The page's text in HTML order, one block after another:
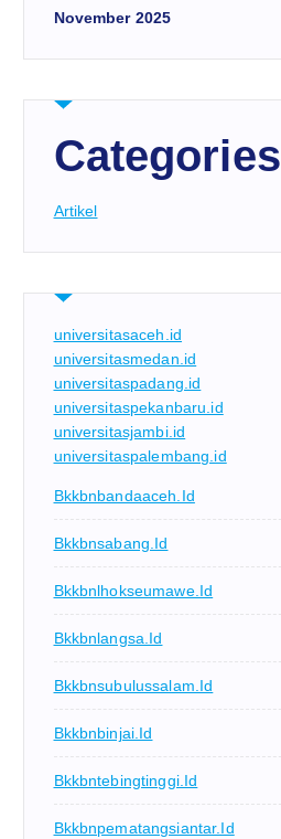
November 2025
Categories
Artikel
universitasaceh.id
universitasmedan.id
universitaspadang.id
universitaspekanbaru.id
universitasjambi.id
universitaspalembang.id
Bkkbnbandaaceh.id
Bkkbnsabang.id
Bkkbnlhokseumawe.id
Bkkbnlangsa.id
Bkkbnsubulussalam.id
Bkkbnbinjai.id
Bkkbntebingtinggi.id
Bkkbnpematangsiantar.id